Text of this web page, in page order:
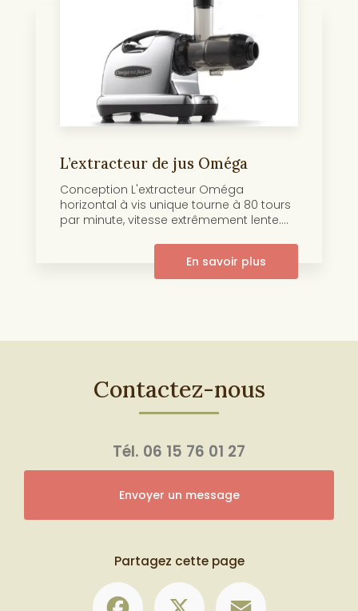
L’extracteur de jus Oméga
Conception L'extracteur Oméga
horizontal à vis unique tourne à 80 tours
par minute, vitesse extrêmement lente....
En savoir plus
Contactez-nous
Tél. 06 15 76 01 27
Envoyer un message
Partagez cette page
Facebook